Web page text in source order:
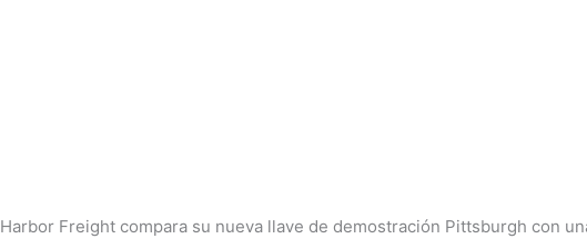
Harbor Freight compara su nueva llave de demostración Pittsburgh con